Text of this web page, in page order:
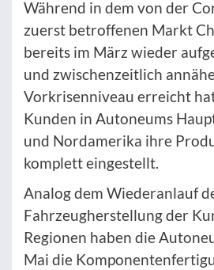
Während in dem von der
zuerst betroffenen Markt
bereits im März wieder
und zwischenzeitlich
Vorkrisenniveau erreicht
Kunden in Autoneums
und Nordamerika ihre
komplett eingestellt.
Analog dem Wiederanlauf
Fahrzeugherstellung der
Regionen haben die
Mai die